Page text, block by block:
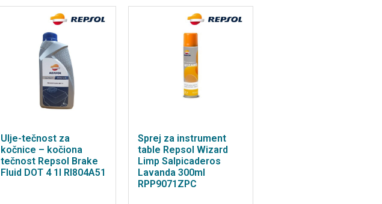
Ulje-tečnost za
kočnice – kočiona
tečnost Repsol Brake
Fluid DOT 4 1l RI804A51
Sprej za instrument
table Repsol Wizard
Limp Salpicaderos
Lavanda 300ml
RPP9071ZPC